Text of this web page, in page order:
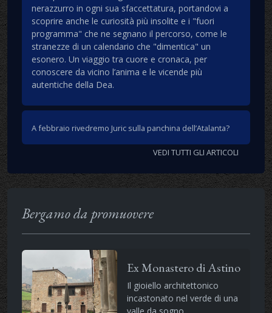
nerazzurro in ogni sua sfaccettatura, portandovi a
scoprire anche le curiosità più insolite e i "fuori
programma" che ne segnano il percorso, come le
stranezze di un calendario che "dimentica" un
esonero. Un viaggio tra cuore e cronaca, per
conoscere da vicino l’anima e le vicende più
autentiche della Dea.
A febbraio rivedremo Juric sulla panchina dell’Atalanta?
VEDI TUTTI GLI ARTICOLI
Bergamo da promuovere
Ex Monastero di Astino
Il gioiello architettonico
incastonato nel verde di una